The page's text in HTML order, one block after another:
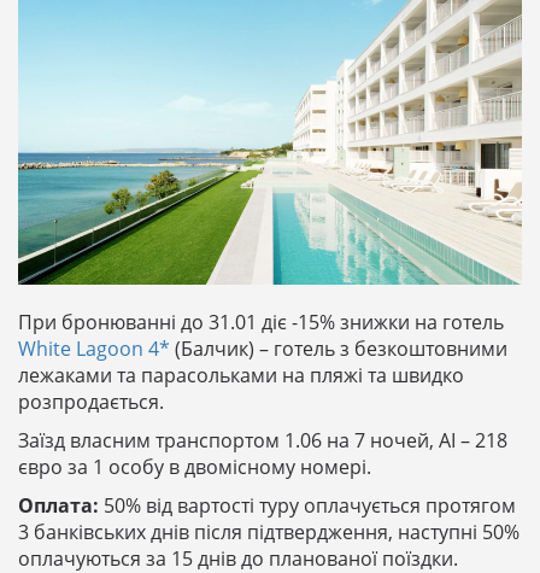
При бронюванні до 31.01 діє -15% знижки на готель
White Lagoon 4* (Балчик) – готель з безкоштовними
лежаками та парасольками на пляжі та швидко
розпродається.
Заїзд власним транспортом 1.06 на 7 ночей, АІ – 218
євро за 1 особу в двомісному номері.
Оплата: 50% від вартості туру оплачується протягом
3 банківських днів після підтвердження, наступні 50%
оплачуються за 15 днів до планованої поїздки.